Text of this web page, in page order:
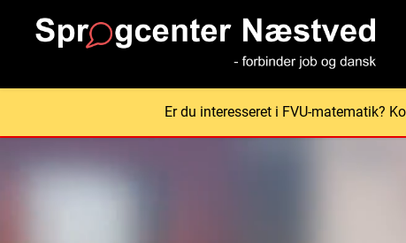
Er du interesseret i FVU-matematik?